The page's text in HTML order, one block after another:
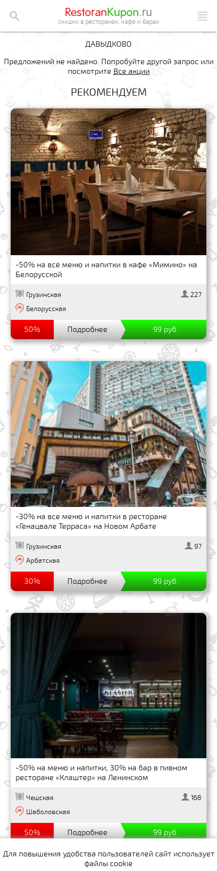
RestoranKupon.ru
скидки в ресторанах, кафе и барах
ДАВЫДКОВО
Предложений не найдено. Попробуйте другой запрос или
посмотрите Все акции
РЕКОМЕНДУЕМ
-50% на всё меню и напитки в кафе «Мимино» на
Белорусской
Грузинская
Белорусская
227
50% Подробнее 99 руб.
-30% на все меню и напитки в ресторане
«Генацвале Терраса» на Новом Арбате
Грузинская
Арбатская
97
30% Подробнее 99 руб.
-50% на меню и напитки, 30% на бар в пивном
ресторане «Клаштер» на Ленинском
Чешская
Шаболовская
168
50% Подробнее 99 руб.
Для повышения удобства пользователей сайт использует
файлы cookie